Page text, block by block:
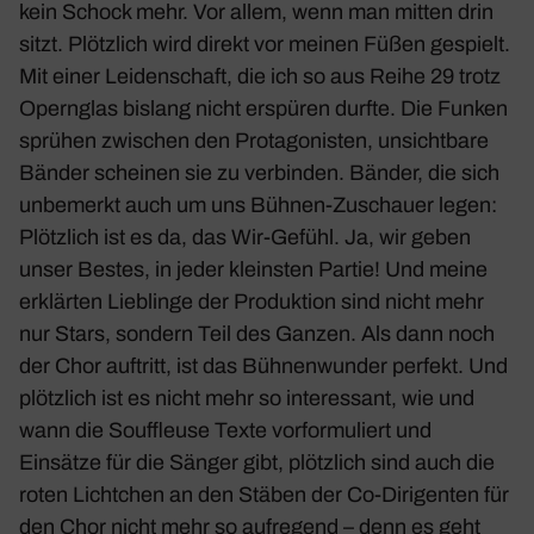
kein Schock mehr. Vor allem, wenn man mitten drin
sitzt. Plötz­lich wird direkt vor meinen Füßen gespielt.
Mit einer Leiden­schaft, die ich so aus Reihe 29 trotz
Opern­glas bislang nicht erspüren durfte. Die Funken
sprühen zwischen den Prot­ago­nisten, unsicht­bare
Bänder scheinen sie zu verbinden. Bänder, die sich
unbe­merkt auch um uns Bühnen-Zuschauer legen:
Plötz­lich ist es da, das Wir-Gefühl. Ja, wir geben
unser Bestes, in jeder kleinsten Partie! Und meine
erklärten Lieb­linge der Produk­tion sind nicht mehr
nur Stars, sondern Teil des Ganzen. Als dann noch
der Chor auftritt, ist das Bühnen­wunder perfekt. Und
plötz­lich ist es nicht mehr so inter­es­sant, wie und
wann die Souf­fleuse Texte vorfor­mu­liert und
Einsätze für die Sänger gibt, plötz­lich sind auch die
roten Licht­chen an den Stäben der Co-Diri­genten für
den Chor nicht mehr so aufre­gend – denn es geht